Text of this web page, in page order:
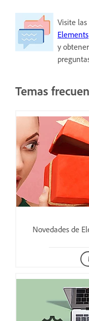
Visite
Elements
y
Temas
Novedades de